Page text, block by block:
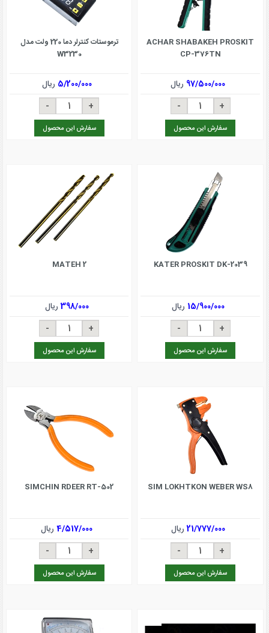
ACHAR SHABAKEH PROSKIT
CP-376TN
97/500/000 ریال
سفارش این محصول
ترموستات کنترلر دما 220 ولت مدل
W3230
5/200/000 ریال
سفارش این محصول
KATER PROSKIT DK-2039
15/900/000 ریال
سفارش این محصول
MATEH 2
398/000ریال
سفارش این محصول
SIM LOKHTKON WEBER WS8
21/777/000ریال
سفارش این محصول
SIMCHIN RDEER RT-502
4/517/000ریال
سفارش این محصول